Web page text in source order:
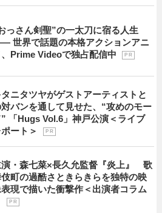
っさん剣聖”の一太刀に宿る人生
世界で話題の本格アクションアニ
、Prime Videoで独占配信中
P R
タニタツヤがゲストアーティストと
バンを通して見せた、“攻めのモー
” 「Hugs Vol.6」神戸公演＜ライブ
ポート＞
P R
演・森七菜×長久允監督『炎上』 歌
町の過酷さときらきらを独特の映
現で描いた衝撃作＜出演者コラム
P R